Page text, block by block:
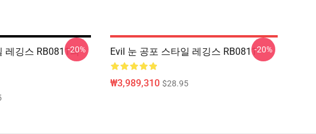
레깅스 RB0811의
-20% Evil 눈 공포 스타일 레깅스 RB0811
₩3,989,310 $28.95
-20%